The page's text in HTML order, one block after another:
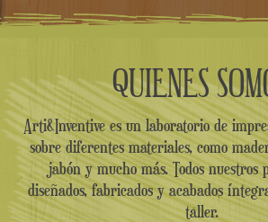
QUIENES
Arti&Inventive es un laboratorio de
sobre diferentes materiales, como
jabón y mucho más. Todos nuestros
diseñados, fabricados y acabados
taller.